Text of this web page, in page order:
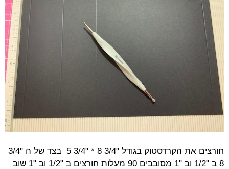
חורצים את הקרדסטוק בגודל "3/4 8 * "3/4 5 בצד של ה "3/4
8 ב "1/2 וב "1 מסובבים 90 מעלות חורצים ב "1/2 וב "1 שוב